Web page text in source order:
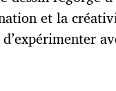
et la